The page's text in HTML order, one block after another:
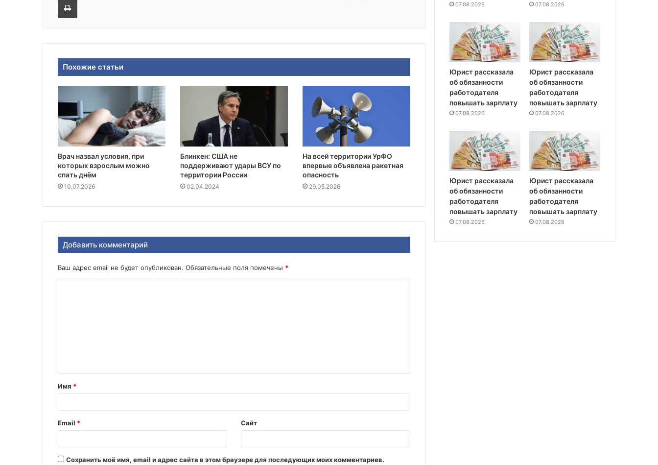
Похожие статьи
Врач назвал условия, при
которых взрослым можно
спать днём
10.07.2026
Блинкен: США не
поддерживают удары ВСУ по
территории России
02.04.2024
На всей территории УрФО
впервые объявлена ракетная
опасность
29.05.2026
Добавить комментарий
Ваш адрес email не будет опубликован. Обязательные поля помечены *
т
а
й
*
Имя *
Email * Сайт
Сохранить моё имя, email и адрес сайта в этом браузере для последующих моих комментариев.
07.08.2026 07.08.2026
Юрист рассказала
об обязанности
работодателя
повышать зарплату
07.08.2026
Юрист рассказала
об обязанности
работодателя
повышать зарплату
07.08.2026
Юрист рассказала
об обязанности
работодателя
повышать зарплату
07.08.2026
Юрист рассказала
об обязанности
работодателя
повышать зарплату
07.08.2026